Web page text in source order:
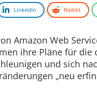
LinkedIn Reddit
Amazon Web
ihre Pläne für die
und sich
„neu